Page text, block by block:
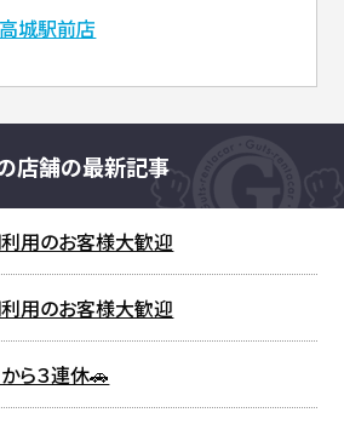
城駅前店
店舗の最新記事
利用のお客様大歓迎
利用のお客様大歓迎
ら３連休🚗